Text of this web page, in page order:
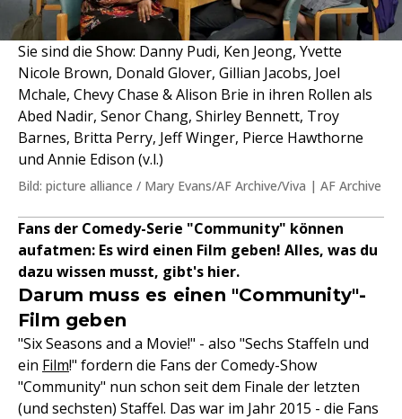
Sie sind die Show: Danny Pudi, Ken Jeong, Yvette
Nicole Brown, Donald Glover, Gillian Jacobs, Joel
Mchale, Chevy Chase & Alison Brie in ihren Rollen als
Abed Nadir, Senor Chang, Shirley Bennett, Troy
Barnes, Britta Perry, Jeff Winger, Pierce Hawthorne
und Annie Edison (v.l.)
Bild: picture alliance / Mary Evans/AF Archive/Viva | AF Archive
Fans der Comedy-Serie "Community" können
aufatmen: Es wird einen Film geben! Alles, was du
dazu wissen musst, gibt's hier.
Darum muss es einen "Community"-
Film geben
"Six Seasons and a Movie!" - also "Sechs Staffeln und
ein Film!" fordern die Fans der Comedy-Show
"Community" nun schon seit dem Finale der letzten
(und sechsten) Staffel. Das war im Jahr 2015 - die Fans